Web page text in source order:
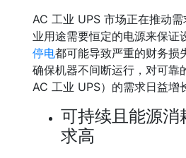
AC 工业 UPS 市场正在推动
业用途需要恒定的电源来保证
停电都可能导致严重的财务损
确保机器不间断运行，对可靠
AC 工业 UPS）的需求日益增
可持续且能源消
求高